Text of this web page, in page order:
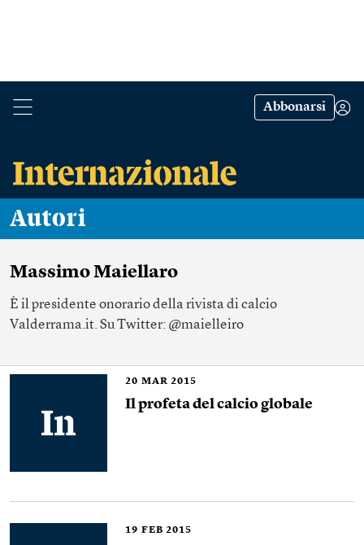
Abbonarsi
Autori
Massimo Maiellaro
È il presidente onorario della rivista di calcio
Valderrama.it. Su Twitter: @maielleiro
20 MAR 2015
Il profeta del calcio globale
19 FEB 2015